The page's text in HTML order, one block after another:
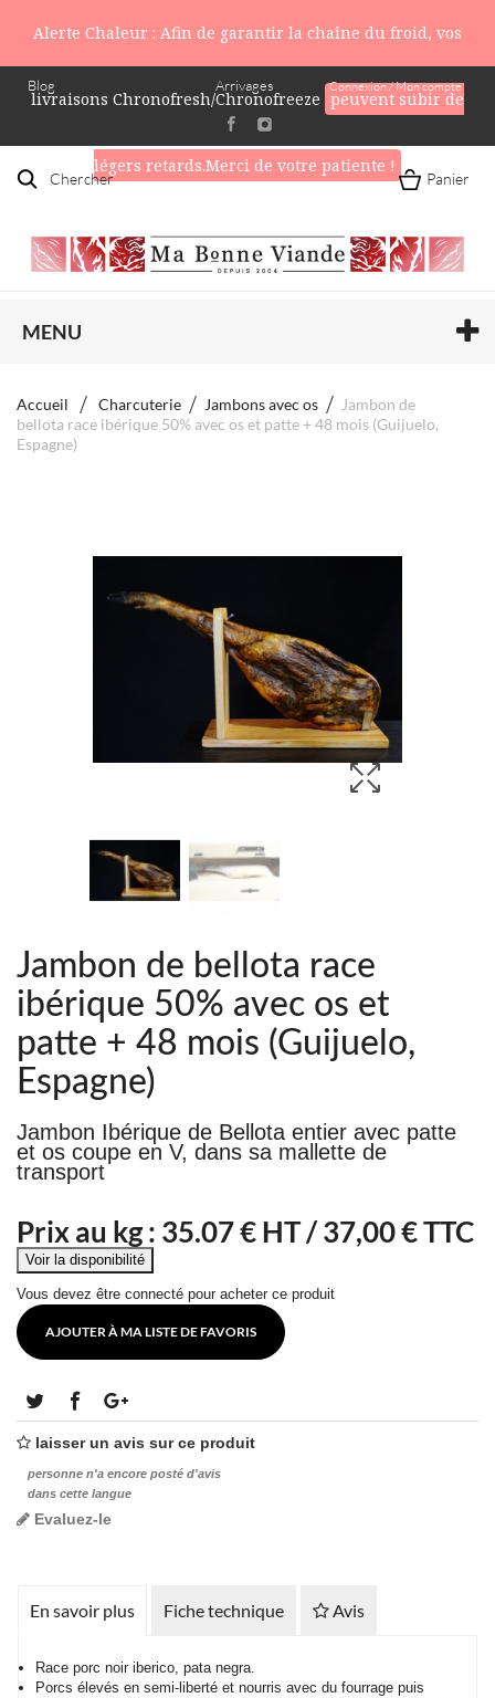
Alerte Chaleur : Afin de garantir la chaîne du froid, vos
livraisons Chronofresh/Chronofreeze peuvent subir de
légers retards.Merci de votre patiente !
Blog Connexion / Mon compte
Arrivages
Chercher Panier
MENU
Accueil Charcuterie Jambons avec os
Jambon de
bellota race ibérique 50% avec os et patte + 48 mois (Guijuelo,
Espagne)
Jambon de bellota race
ibérique 50% avec os et
patte + 48 mois (Guijuelo,
Espagne)
Jambon Ibérique de Bellota entier avec patte
et os coupe en V, dans sa mallette de
transport
Prix au kg : 35.07€ HT /37,00 € TTC
Vous devez être connecté pour acheter ce produit
AJOUTER À MA LISTE DE FAVORIS
laisser un avis sur ce produit
personne n'a encore posté d'avis
dans cette langue
Evaluez-le
En savoir plus Fiche technique Avis
Race porc noir iberico, pata negra.
Porcs élevés en semi-liberté et nourris avec du fourrage puis